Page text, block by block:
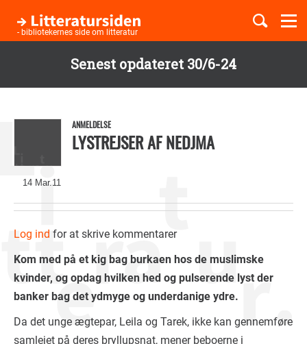
Senest opdateret 30/6-24
hovedindhold
- bibliotekernes side om litteratur
Børnebøger
14 Mar.11
ANMELDELSE
LYSTREJSER AF NEDJMA
Log ind for at skrive kommentarer
Kom med på et kig bag burkaen hos de muslimske
kvinder, og opdag hvilken hed og pulserende lyst der
banker bag det ydmyge og underdanige ydre.
Da det unge ægtepar, Leila og Tarek, ikke kan gennemføre
samlejet på deres bryllupsnat, mener beboerne i